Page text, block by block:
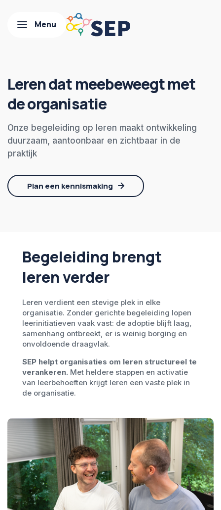
Leren dat meebeweegt met
de organisatie
Onze begeleiding op leren maakt ontwikkeling
duurzaam, aantoonbaar en zichtbaar in de
praktijk
Plan een kennismaking
Begeleiding brengt
leren verder
Leren verdient een stevige plek in elke
organisatie. Zonder gerichte begeleiding lopen
leerinitiatieven vaak vast: de adoptie blijft laag,
samenhang ontbreekt, er is weinig borging en
onvoldoende draagvlak.
SEP helpt organisaties om leren structureel te
verankeren. Met heldere stappen en activatie
van leerbehoeften krijgt leren een vaste plek in
de organisatie.